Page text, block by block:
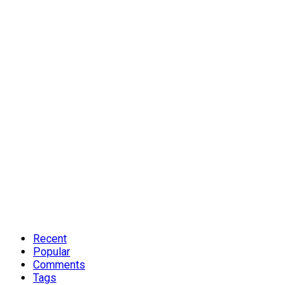
Recent
Popular
Comments
Tags